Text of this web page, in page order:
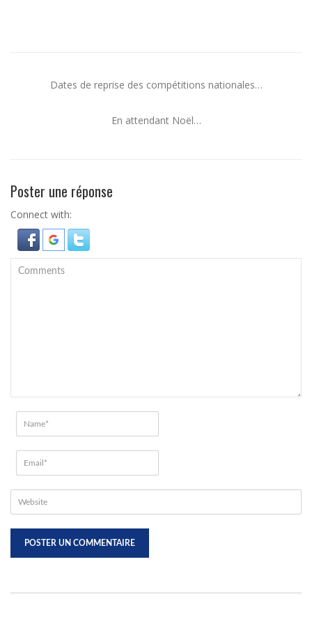
Dates de reprise des compétitions nationales…
En attendant Noël…
Poster une réponse
Connect with: